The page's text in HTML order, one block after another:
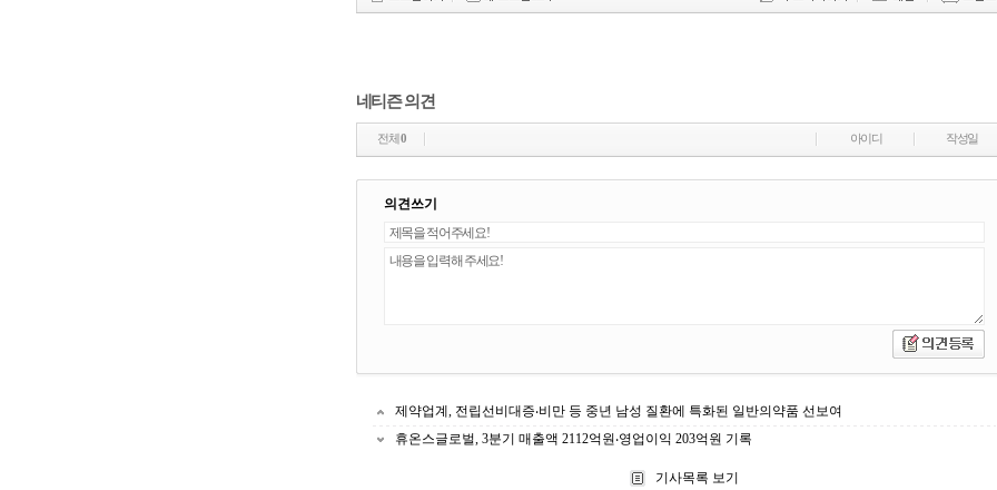
네티즌 의견
전체0 아이디 작성일
의견쓰기
제약업계, 전립선비대증‧비만 등 중년 남성 질환에 특화된 일반의약품 선보여
휴온스글로벌, 3분기 매출액 2112억원‧영업이익 203억원 기록
기사목록 보기